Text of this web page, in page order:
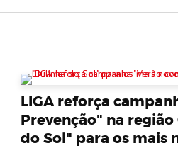
LIGA reforça
Prevenção" na
do Sol" para os mais